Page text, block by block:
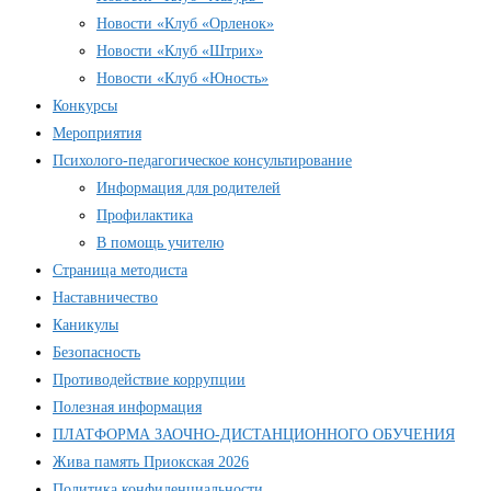
Новости «Клуб «Орленок»
Новости «Клуб «Штрих»
Новости «Клуб «Юность»
Конкурсы
Мероприятия
Психолого-педагогическое консультирование
Информация для родителей
Профилактика
В помощь учителю
Страница методиста
Наставничество
Каникулы
Безопасность
Противодействие коррупции
Полезная информация
ПЛАТФОРМА ЗАОЧНО-ДИСТАНЦИОННОГО ОБУЧЕНИЯ
Жива память Приокская 2026